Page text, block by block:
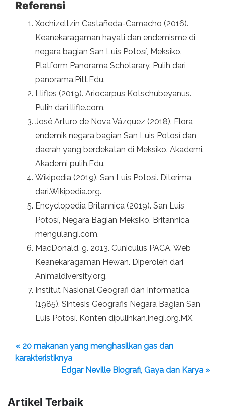
Referensi
Xochizeltzin Castañeda-Camacho (2016).
Keanekaragaman hayati dan endemisme di
negara bagian San Luis Potosí, Meksiko.
Platform Panorama Scholarary. Pulih dari
panorama.Pitt.Edu.
Llifles (2019). Ariocarpus Kotschubeyanus.
Pulih dari llifle.com.
José Arturo de Nova Vázquez (2018). Flora
endemik negara bagian San Luis Potosí dan
daerah yang berdekatan di Meksiko. Akademi.
Akademi pulih.Edu.
Wikipedia (2019). San Luis Potosi. Diterima
dari.Wikipedia.org.
Encyclopedia Britannica (2019). San Luis
Potosí, Negara Bagian Meksiko. Britannica
mengulangi.com.
MacDonald, g. 2013. Cuniculus PACA, Web
Keanekaragaman Hewan. Diperoleh dari
Animaldiversity.org.
Institut Nasional Geografi dan Informatica
(1985). Sintesis Geografis Negara Bagian San
Luis Potosí. Konten dipulihkan.Inegi.org.MX.
« 20 makanan yang menghasilkan gas dan
karakteristiknya
Edgar Neville Biografi, Gaya dan Karya »
Artikel Terbaik